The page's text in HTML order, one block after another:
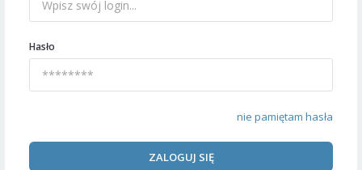
Hasło
nie pamiętam hasła
ZALOGUJ SIĘ